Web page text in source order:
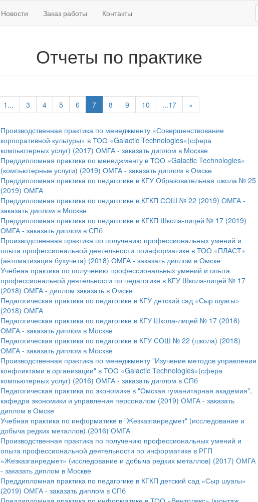
Новости Заказ работы Контакты
Отчеты по практике
1... 3 4 5 6 7 8 9 10 ...17 »
Производственная практика по менеджменту «Совершенствование
корпоративной культуры» в ТОО «Galactic Technologies»(сфера
компьютерных услуг) (2017) ОМГА - заказать диплом в Москве
Преддипломная практика по менеджменту в ТОО «Galactic Technologies»
(компьютерные услуги) (2019) ОМГА - заказать диплом в Омске
Преддипломная практика по педагогике в КГУ Образовательная школа № 25
(2019) ОМГА
Преддипломная практика по педагогике в КГКП СОШ № 22 (2019) ОМГА -
заказать диплом в Москве
Преддипломная практика по педагогике в КГКП Школа-лицей № 17 (2019)
ОМГА - заказать диплом в СПб
Производственная практика по получению профессиональных умений и
опыта профессиональной деятельности поинформатике в ТОО «ПЛАСТ»
(автоматизация бухучета) (2018) ОМГА - заказать диплом в Омске
Учебная практика по получению профессиональных умений и опыта
профессиональной деятельности по педагогике в КГУ Школа-лицей № 17
(2018) ОМГА - диплом заказать в Омске
Педагогическая практика по педагогике в КГУ детский сад «Сыр шуагы»
(2018) ОМГА
Педагогическая практика по педагогике в КГУ Школа-лицей № 17 (2016)
ОМГА - заказать диплом в Москве
Педагогическая практика по педагогике в КГУ СОШ № 22 (школа) (2018)
ОМГА - заказать диплом в Москве
Производственная практика по менеджменту "Изучение методов управления
конфликтами в организации" в ТОО «Galactic Technologies»(сфера
компьютерных услуг) (2016) ОМГА - заказать диплом в СПб
Педагогическая практика по экономике в "Омская гуманитарная академия",
кафедра экономики и управления персоналом (2019) ОМГА - заказать
диплом в Омске
Учебная практика по информатике в "Жезказганредмет" (исследование и
добыча редких металлов) (2016) ОМГА
Производственная практика по получению профессиональных умений и
опыта профессиональной деятельности по информатике в РГП
«Жезказганредмет» (исследование и добыча редких металлов) (2017) ОМГА
- заказать диплом в Москве
Преддипломная практика по педагогике в КГКП детский сад «Сыр шуагы»
(2019) ОМГА - заказать диплом в СПб